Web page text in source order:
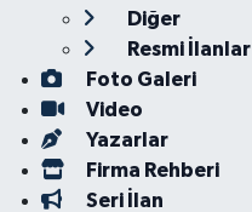
Diğer
Resmi İlanlar
Foto Galeri
Video
Yazarlar
Firma Rehberi
Seri İlan